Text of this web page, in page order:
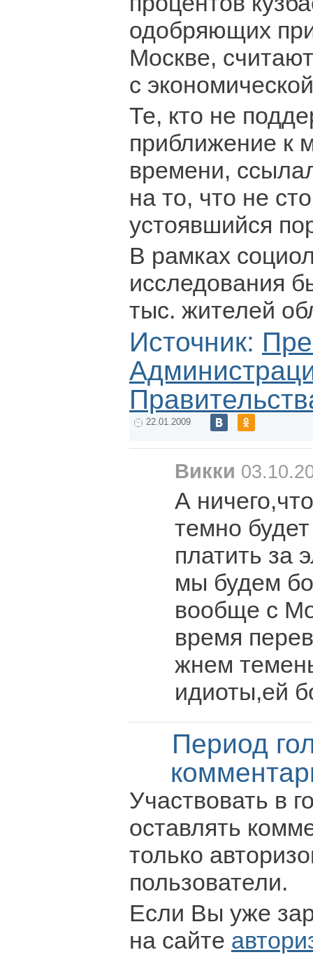
одобряющих
Москве,
с
Те, кто не
приближение к
времени,
на то, что не
устоявшийся
В рамках
исследования
тыс. жителей
Источник:
22.01.2009
Викки
А
темно
платить за
мы будем
вообще с
время
жнем
идиоты,ей
Период
Участвовать в
оставлять
только
пользователи.
Если Вы уже
на сайте